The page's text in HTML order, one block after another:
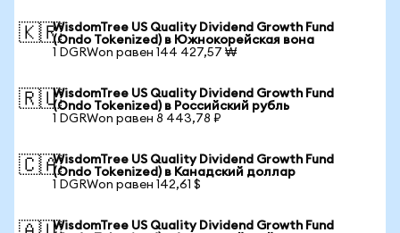
🇰🇷WisdomTree US Quality Dividend Growth Fund
(Ondo Tokenized) в Южнокорейская вона
1 DGRWon равен 144 427,57 ₩
🇷🇺WisdomTree US Quality Dividend Growth Fund
(Ondo Tokenized) в Российский рубль
1 DGRWon равен 8 443,78 ₽
🇨🇦WisdomTree US Quality Dividend Growth Fund
(Ondo Tokenized) в Канадский доллар
1 DGRWon равен 142,61 $
WisdomTree US Quality Dividend Growth Fund